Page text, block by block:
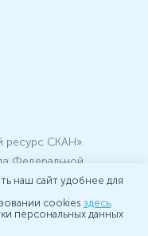
ресурс СКАН».
Федеральной
информационных
(Роскомнадзор) за
Интерфакс»,
наш сайт удобнее для
cookies здесь.
персональных данных